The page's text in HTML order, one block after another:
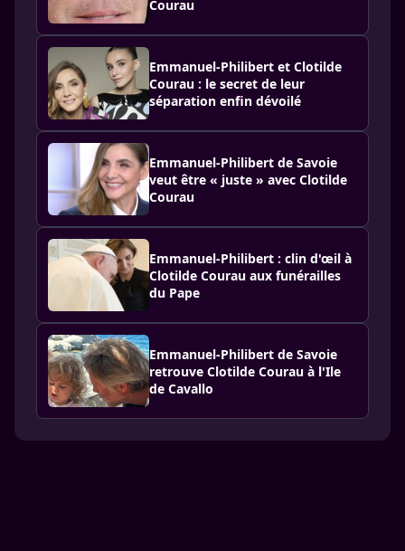
Courau
Emmanuel-Philibert et Clotilde
Courau : le secret de leur
séparation enfin dévoilé
Emmanuel-Philibert de Savoie
veut être « juste » avec Clotilde
Courau
Emmanuel-Philibert : clin d'œil à
Clotilde Courau aux funérailles
du Pape
Emmanuel-Philibert de Savoie
retrouve Clotilde Courau à l'Ile
de Cavallo